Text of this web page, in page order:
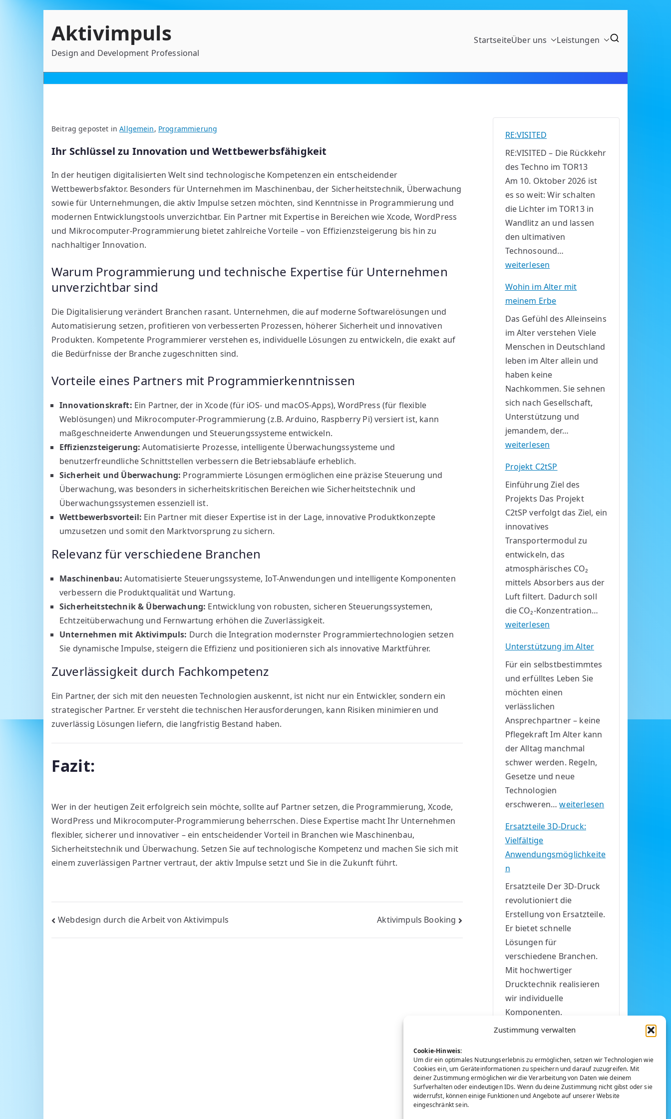
Zustimmung verwalten
Cookie-Hinweis:
Um dir ein optimales Nutzungserlebnis zu ermöglichen, setzen wir Technologien wie
Cookies ein, um Geräteinformationen zu speichern und darauf zuzugreifen. Mit
deiner Zustimmung ermöglichen wir die Verarbeitung von Daten wie deinem
Surfverhalten oder eindeutigen IDs. Wenn du deine Zustimmung nicht gibst oder sie
widerrufst, können einige Funktionen und Angebote auf unserer Website
eingeschränkt sein.
Inhalt
Aktivimpuls
Design and Development Professional
StartseiteÜber uns Leistungen
Beitrag gepostet inAllgemein, Programmierung
Ihr Schlüssel zu Innovation und Wettbewerbsfähigkeit
In der heutigen digitalisierten Welt sind technologische Kompetenzen ein entscheidender
Wettbewerbsfaktor. Besonders für Unternehmen im Maschinenbau, der Sicherheitstechnik, Überwachung
sowie für Unternehmungen, die aktiv Impulse setzen möchten, sind Kenntnisse in Programmierung und
modernen Entwicklungstools unverzichtbar. Ein Partner mit Expertise in Bereichen wie Xcode, WordPress
und Mikrocomputer-Programmierung bietet zahlreiche Vorteile – von Effizienzsteigerung bis hin zu
nachhaltiger Innovation.
Warum Programmierung und technische Expertise für Unternehmen
unverzichtbar sind
Die Digitalisierung verändert Branchen rasant. Unternehmen, die auf moderne Softwarelösungen und
Automatisierung setzen, profitieren von verbesserten Prozessen, höherer Sicherheit und innovativen
Produkten. Kompetente Programmierer verstehen es, individuelle Lösungen zu entwickeln, die exakt auf
die Bedürfnisse der Branche zugeschnitten sind.
Vorteile eines Partners mit Programmierkenntnissen
Innovationskraft: Ein Partner, der in Xcode (für iOS- und macOS-Apps), WordPress (für flexible
Weblösungen) und Mikrocomputer-Programmierung (z.B. Arduino, Raspberry Pi) versiert ist, kann
maßgeschneiderte Anwendungen und Steuerungssysteme entwickeln.
Effizienzsteigerung: Automatisierte Prozesse, intelligente Überwachungssysteme und
benutzerfreundliche Schnittstellen verbessern die Betriebsabläufe erheblich.
Sicherheit und Überwachung: Programmierte Lösungen ermöglichen eine präzise Steuerung und
Überwachung, was besonders in sicherheitskritischen Bereichen wie Sicherheitstechnik und
Überwachungssystemen essenziell ist.
Wettbewerbsvorteil: Ein Partner mit dieser Expertise ist in der Lage, innovative Produktkonzepte
umzusetzen und somit den Marktvorsprung zu sichern.
Relevanz für verschiedene Branchen
Maschinenbau: Automatisierte Steuerungssysteme, IoT-Anwendungen und intelligente Komponenten
verbessern die Produktqualität und Wartung.
Sicherheitstechnik & Überwachung: Entwicklung von robusten, sicheren Steuerungssystemen,
Echtzeitüberwachung und Fernwartung erhöhen die Zuverlässigkeit.
Unternehmen mit Aktivimpuls: Durch die Integration modernster Programmiertechnologien setzen
Sie dynamische Impulse, steigern die Effizienz und positionieren sich als innovative Marktführer.
Zuverlässigkeit durch Fachkompetenz
Ein Partner, der sich mit den neuesten Technologien auskennt, ist nicht nur ein Entwickler, sondern ein
strategischer Partner. Er versteht die technischen Herausforderungen, kann Risiken minimieren und
zuverlässig Lösungen liefern, die langfristig Bestand haben.
Fazit:
Wer in der heutigen Zeit erfolgreich sein möchte, sollte auf Partner setzen, die Programmierung, Xcode,
WordPress und Mikrocomputer-Programmierung beherrschen. Diese Expertise macht Ihr Unternehmen
flexibler, sicherer und innovativer – ein entscheidender Vorteil in Branchen wie Maschinenbau,
Sicherheitstechnik und Überwachung. Setzen Sie auf technologische Kompetenz und machen Sie sich mit
einem zuverlässigen Partner vertraut, der aktiv Impulse setzt und Sie in die Zukunft führt.
Beitragsnavigation
Webdesign durch die Arbeit von Aktivimpuls Aktivimpuls Booking
RE:VISITED
RE:VISITED – Die Rückkehr
des Techno im TOR13
Am 10. Oktober 2026 ist
es so weit: Wir schalten
die Lichter im TOR13 in
Wandlitz an und lassen
den ultimativen
Technosound…
R
:
V
I
S
I
T
E
D
weiterlesen
Wohin im Alter mit
meinem Erbe
Das Gefühl des Alleinseins
im Alter verstehen Viele
Menschen in Deutschland
leben im Alter allein und
haben keine
Nachkommen. Sie sehnen
sich nach Gesellschaft,
Unterstützung und
jemandem, der…
W
h
i
n
i
m
A
l
t
e
r
m
i
m
e
i
n
e
m
E
r
b
e
weiterlesen
Projekt C2tSP
Einführung Ziel des
Projekts Das Projekt
C2tSP verfolgt das Ziel, ein
innovatives
Transportermodul zu
entwickeln, das
atmosphärisches CO₂
mittels Absorbers aus der
Luft filtert. Dadurch soll
die CO₂-Konzentration…
P
o
j
e
k
t
C
2
t
S
P
weiterlesen
Unterstützung im Alter
Für ein selbstbestimmtes
und erfülltes Leben Sie
möchten einen
verlässlichen
Ansprechpartner – keine
Pflegekraft Im Alter kann
der Alltag manchmal
schwer werden. Regeln,
Gesetze und neue
Technologien
erschweren…U
t
r
t
ü
t
z
n
g
i
m
A
l
e
r
weiterlesen
Ersatzteile 3D-Druck:
Vielfältige
Anwendungsmöglichkeite
n
Ersatzteile Der 3D-Druck
revolutioniert die
Erstellung von Ersatzteile.
Er bietet schnelle
Lösungen für
verschiedene Branchen.
Mit hochwertiger
Drucktechnik realisieren
wir individuelle
Komponenten.
Einsatzbereiche des 3D-
E
r
s
weiterlesen